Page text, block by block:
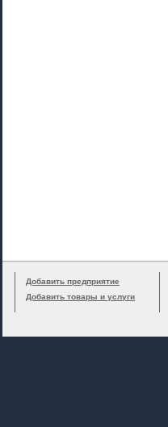
Добавить предприятие
Добавить товары и услуги